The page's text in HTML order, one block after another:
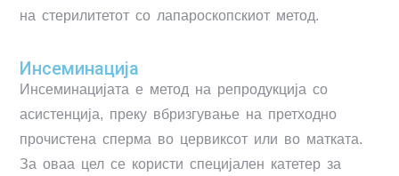
на стерилитетот со лапароскопскиот метод.
Инсеминација
Инсеминацијата е метод на репродукција со
асистенција, преку вбризгување на претходно
прочистена сперма во цервиксот или во матката.
За оваа цел се користи специјален катетер за